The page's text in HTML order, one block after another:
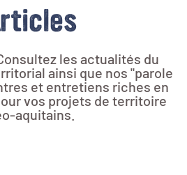
les actualités du
ainsi que nos "parole
et entretiens riches en
vos projets de territoire
aquitains.